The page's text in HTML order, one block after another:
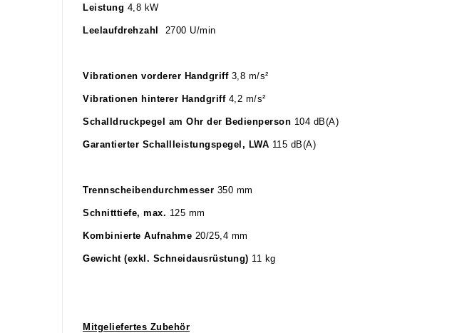
Leistung 4,8 kW
Leelaufdrehzahl 2700 U/min
Vibrationen vorderer Handgriff 3,8 m/s²
Vibrationen hinterer Handgriff 4,2 m/s²
Schalldruckpegel am Ohr der Bedienperson 104 dB(A)
Garantierter Schallleistungspegel, LWA 115 dB(A)
Trennscheibendurchmesser 350 mm
Schnitttiefe, max. 125 mm
Kombinierte Aufnahme 20/25,4 mm
Gewicht (exkl. Schneidausrüstung) 11 kg
Mitgeliefertes Zubehör